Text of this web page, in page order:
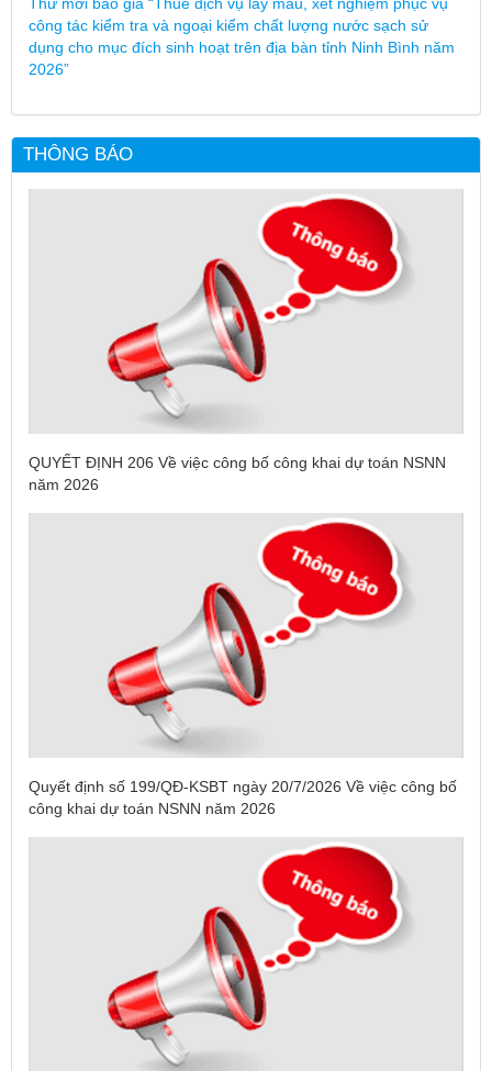
công tác kiểm tra và ngoại kiểm chất lượng nước sạch sử
dụng cho mục đích sinh hoạt trên địa bàn tỉnh Ninh Bình năm
2026”
THÔNG BÁO
QUYẾT ĐỊNH 206 Về việc công bố công khai dự toán NSNN
năm 2026
Quyết định số 199/QĐ-KSBT ngày 20/7/2026 Về việc công bố
công khai dự toán NSNN năm 2026